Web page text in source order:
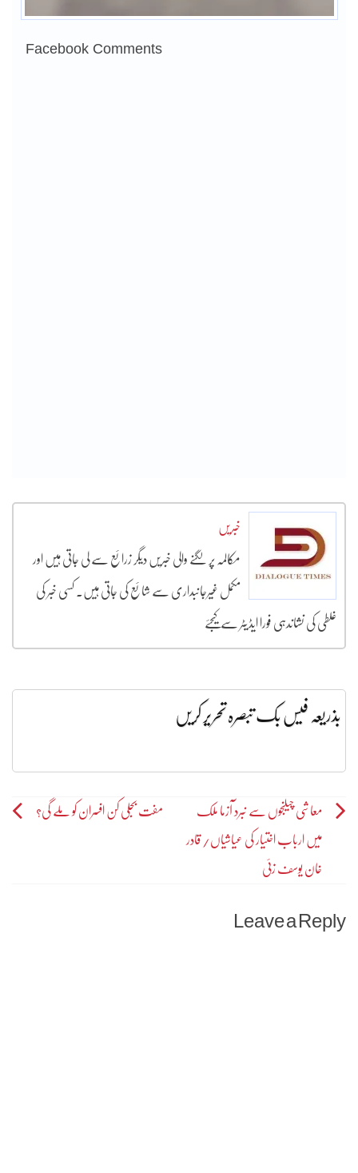
Facebook Comments
خبریں
مکالمہ پر لگنے والی خبریں دیگر زرائع سے لی جاتی ہیں اور
مکمل غیرجانبداری سے شائع کی جاتی ہیں۔ کسی خبر کی
غلطی کی نشاندہی فورا ایڈیٹر سے کیجئے
بذریعہ فیس بک تبصرہ تحریر کریں
Post
navigation
معاشی چیلنجوں سے نبرد آزما ملک
میں ارباب اختیار کی عیاشیاں/ قادر
خان یوسف زئی
مفت بجلی کن افسران کو ملے گی؟
Leave a Reply